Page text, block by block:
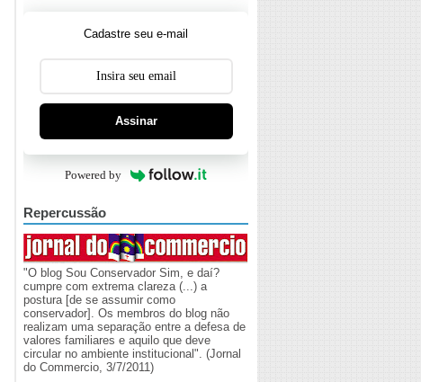
Cadastre seu e-mail
Assinar
Powered by
Repercussão
"O blog Sou Conservador Sim, e daí?
cumpre com extrema clareza (...) a
postura [de se assumir como
conservador]. Os membros do blog não
realizam uma separação entre a defesa de
valores familiares e aquilo que deve
circular no ambiente institucional". (Jornal
do Commercio, 3/7/2011)